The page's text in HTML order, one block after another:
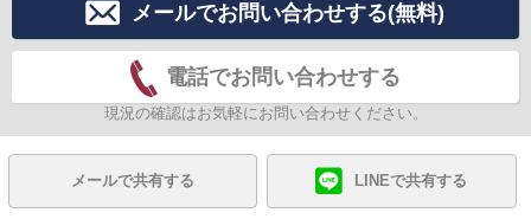
メールでお問い合わせする(無料)
電話でお問い合わせする
現況の確認はお気軽にお問い合わせください。
メールで共有する LINEで共有する